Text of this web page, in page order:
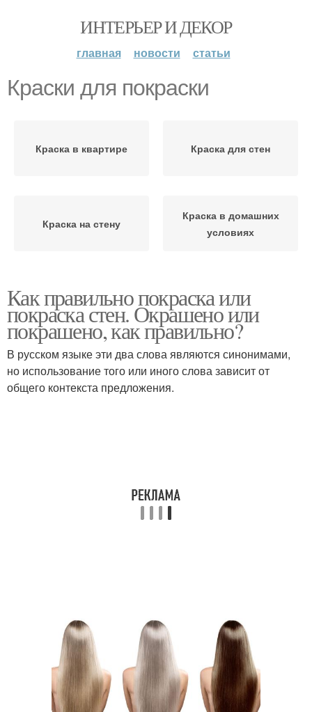
ИНТЕРЬЕР И ДЕКОР
главная новости статьи
Краски для покраски
Краска в квартире Краска для стен
Краска на стену
Краска в домашних
условиях
Как правильно покраска или
покраска стен. Окрашено или
покрашено, как правильно?
В русском языке эти два слова являются синонимами,
но использование того или иного слова зависит от
общего контекста предложения.